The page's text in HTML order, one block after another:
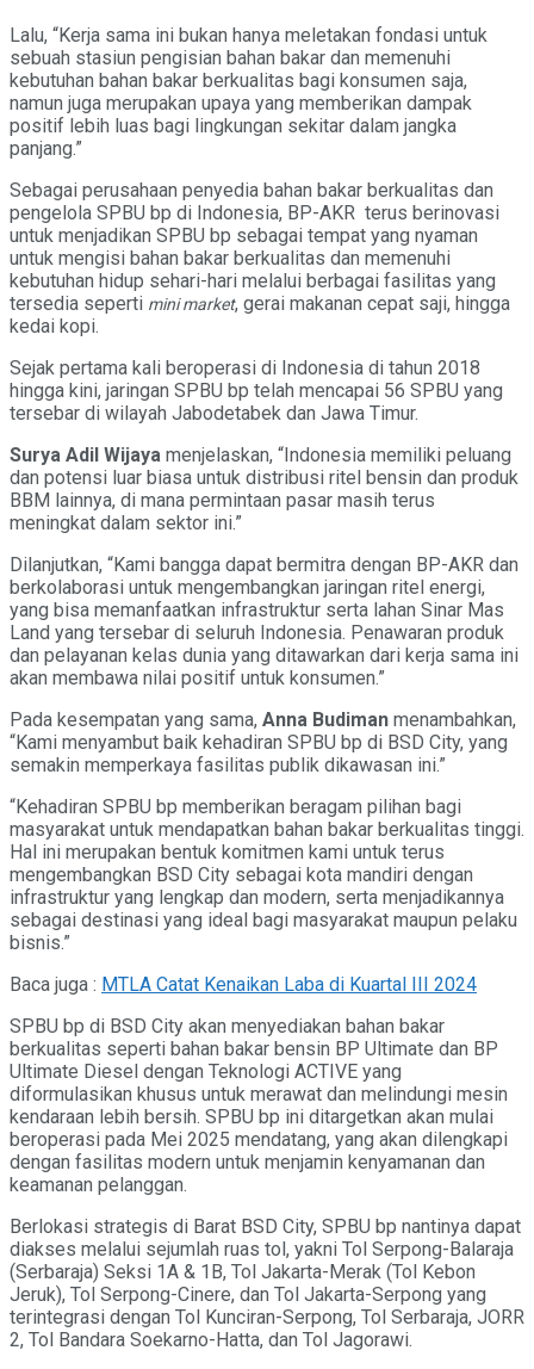
Lalu, “Kerja sama ini bukan hanya meletakan fondasi untuk
sebuah stasiun pengisian bahan bakar dan memenuhi
kebutuhan bahan bakar berkualitas bagi konsumen saja,
namun juga merupakan upaya yang memberikan dampak
positif lebih luas bagi lingkungan sekitar dalam jangka
panjang.”
Sebagai perusahaan penyedia bahan bakar berkualitas dan
pengelola SPBU bp di Indonesia, BP-AKR terus berinovasi
untuk menjadikan SPBU bp sebagai tempat yang nyaman
untuk mengisi bahan bakar berkualitas dan memenuhi
kebutuhan hidup sehari-hari melalui berbagai fasilitas yang
tersedia seperti mini market, gerai makanan cepat saji, hingga
kedai kopi.
Sejak pertama kali beroperasi di Indonesia di tahun 2018
hingga kini, jaringan SPBU bp telah mencapai 56 SPBU yang
tersebar di wilayah Jabodetabek dan Jawa Timur.
Surya Adil Wijaya menjelaskan, “Indonesia memiliki peluang
dan potensi luar biasa untuk distribusi ritel bensin dan produk
BBM lainnya, di mana permintaan pasar masih terus
meningkat dalam sektor ini.”
Dilanjutkan, “Kami bangga dapat bermitra dengan BP-AKR dan
berkolaborasi untuk mengembangkan jaringan ritel energi,
yang bisa memanfaatkan infrastruktur serta lahan Sinar Mas
Land yang tersebar di seluruh Indonesia. Penawaran produk
dan pelayanan kelas dunia yang ditawarkan dari kerja sama ini
akan membawa nilai positif untuk konsumen.”
Pada kesempatan yang sama, Anna Budiman menambahkan,
“Kami menyambut baik kehadiran SPBU bp di BSD City, yang
semakin memperkaya fasilitas publik dikawasan ini.”
“Kehadiran SPBU bp memberikan beragam pilihan bagi
masyarakat untuk mendapatkan bahan bakar berkualitas tinggi.
Hal ini merupakan bentuk komitmen kami untuk terus
mengembangkan BSD City sebagai kota mandiri dengan
infrastruktur yang lengkap dan modern, serta menjadikannya
sebagai destinasi yang ideal bagi masyarakat maupun pelaku
bisnis.”
Baca juga : MTLA Catat Kenaikan Laba di Kuartal III 2024
SPBU bp di BSD City akan menyediakan bahan bakar
berkualitas seperti bahan bakar bensin BP Ultimate dan BP
Ultimate Diesel dengan Teknologi ACTIVE yang
diformulasikan khusus untuk merawat dan melindungi mesin
kendaraan lebih bersih. SPBU bp ini ditargetkan akan mulai
beroperasi pada Mei 2025 mendatang, yang akan dilengkapi
dengan fasilitas modern untuk menjamin kenyamanan dan
keamanan pelanggan.
Berlokasi strategis di Barat BSD City, SPBU bp nantinya dapat
diakses melalui sejumlah ruas tol, yakni Tol Serpong-Balaraja
(Serbaraja) Seksi 1A & 1B, Tol Jakarta-Merak (Tol Kebon
Jeruk), Tol Serpong-Cinere, dan Tol Jakarta-Serpong yang
terintegrasi dengan Tol Kunciran-Serpong, Tol Serbaraja, JORR
2, Tol Bandara Soekarno-Hatta, dan Tol Jagorawi.